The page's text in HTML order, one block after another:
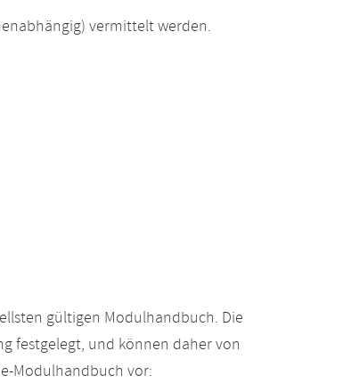
vermittelt werden.
gültigen Modulhandbuch. Die
festgelegt, und können daher von
Modulhandbuch vor: